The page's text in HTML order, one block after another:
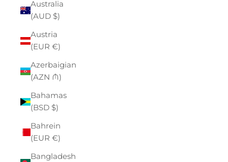
Australia
(AUD $)
Austria
(EUR €)
Azerbaigian
(AZN ₼)
Bahamas
(BSD $)
Bahrein
(EUR €)
Bangladesh